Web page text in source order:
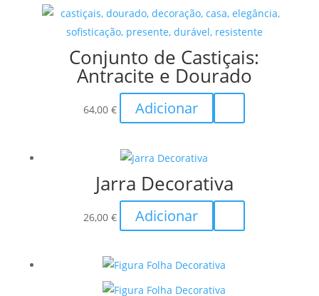
the
product
The
options
be
chosen
the
Conjunto de Castiçais:
Antracite e Dourado
64,00€ Adicionar
Jarra Decorativa
26,00€ Adicionar